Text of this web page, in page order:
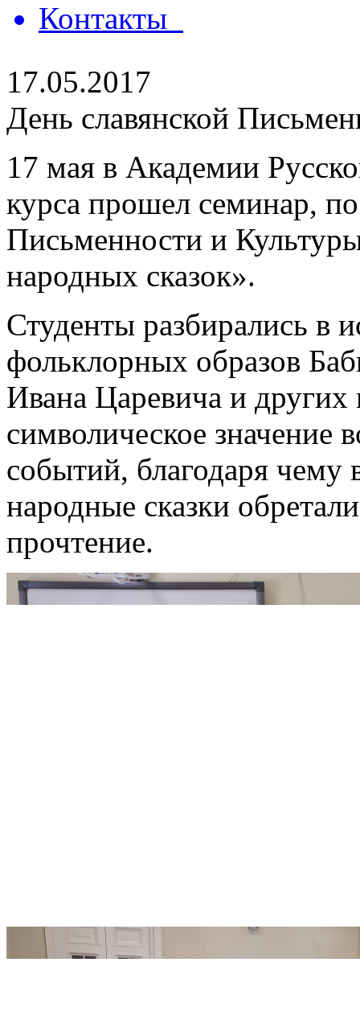
Контакты
17.05.2017
День славянской
17 мая в Академии
курса прошел семинар,
Письменности и
народных сказок».
Студенты разбирались в
фольклорных образов
Ивана Царевича и других
символическое значение
событий, благодаря чему
народные сказки
прочтение.